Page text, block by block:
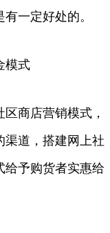
一定好处的。
模式
商店营销模式，
渠道，搭建网上社
给予购货者实惠给